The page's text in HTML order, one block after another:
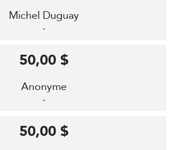
Michel Duguay
-
Anonyme
-
50,00 $
50,00 $